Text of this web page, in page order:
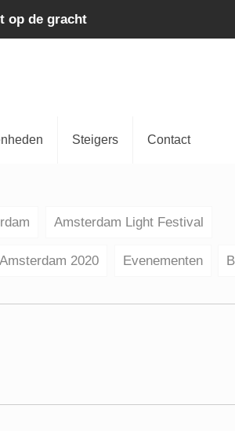
op de gracht
Steigers Contact
Amsterdam Light Festival
2020 Evenementen